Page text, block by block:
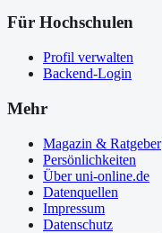
Für Hochschulen
Profil verwalten
Backend-Login
Mehr
Magazin & Ratgeber
Persönlichkeiten
Über uni-online.de
Datenquellen
Impressum
Datenschutz